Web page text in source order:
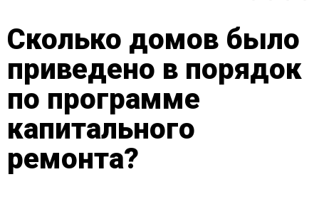
Сколько домов было
приведено в порядок
по программе
капитального
ремонта?